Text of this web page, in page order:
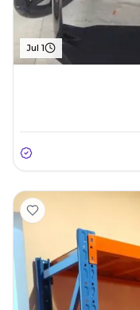
Jul 1